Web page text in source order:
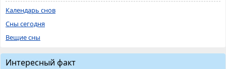
Календарь снов
Сны сегодня
Вещие сны
Интересный факт